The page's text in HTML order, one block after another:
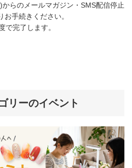
らのメールマガジン・SMS配信停止
手続きください。
完了します。
リーのイベント